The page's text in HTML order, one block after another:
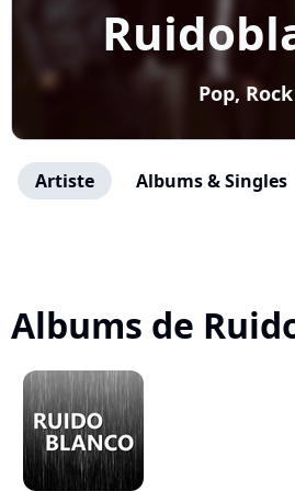
Pop, Rock
Artiste Albums & Singles
Albums de